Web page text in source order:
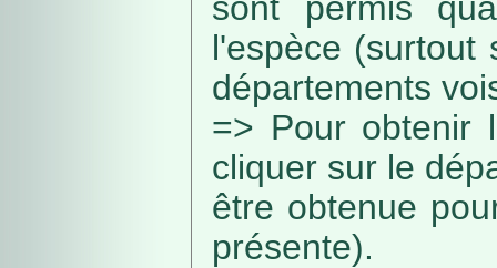
l'espèce (surtout
départements
=> Pour obtenir
cliquer sur le
être obtenue
présente).